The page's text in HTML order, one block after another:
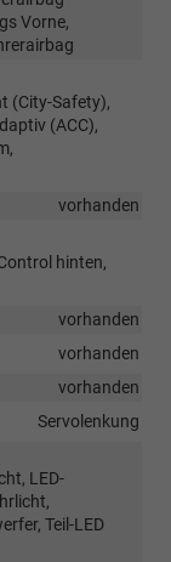
Vorne,
(City-Safety),
(ACC),
vorhanden
hinten,
vorhanden
vorhanden
vorhanden
Servolenkung
LED-
Teil-LED